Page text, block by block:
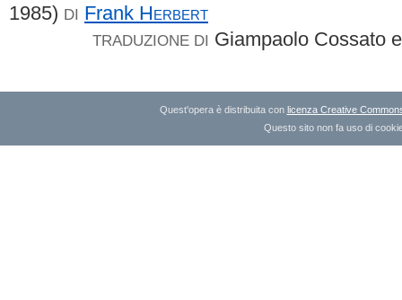
1985) DI Frank Herbert
TRADUZIONE DI Giampaolo Cossato
Quest'opera è distribuita con licenza Creative
Questo sito non fa uso di